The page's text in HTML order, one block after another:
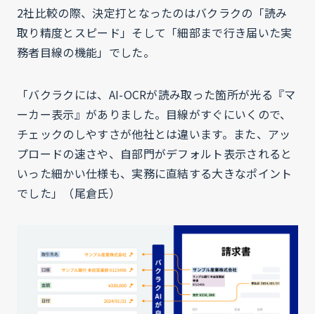
2社比較の際、決定打となったのはバクラクの「読み
取り精度とスピード」そして「細部まで行き届いた実
務者目線の機能」でした。
「バクラクには、AI-OCRが読み取った箇所が光る『マ
ーカー表示』がありました。目線がすぐにいくので、
チェックのしやすさが他社とは違います。また、アッ
プロードの速さや、自部門がデフォルト表示されると
いった細かい仕様も、実務に直結する大きなポイント
でした」（尾倉氏）